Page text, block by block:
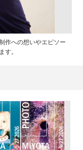
作への想いやエピソー
す。